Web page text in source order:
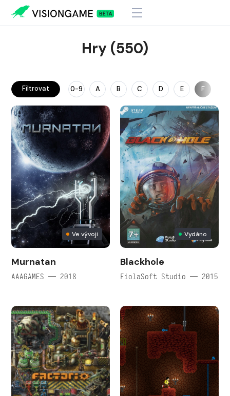
Hry (550)
Filtrovat 0-9 A B C D E F
Ve vývoji
Murnatan
AAAGAMES — 2018
Vydáno
Blackhole
FiolaSoft Studio — 2015